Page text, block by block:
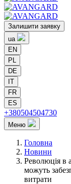
Залишити заявку
ua
EN
PL
DE
IT
FR
ES
+380504504730
Меню
Головна
Новини
Революція в
можуть
витрати